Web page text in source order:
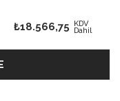
₺18.566,75 KDV
Dahil